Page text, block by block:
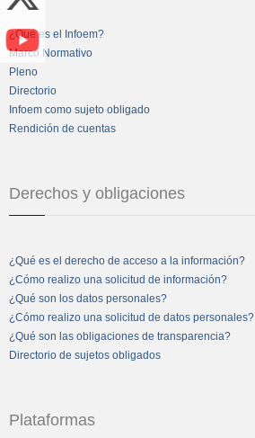
¿Qué es el Infoem?
Marco Normativo
Pleno
Directorio
Infoem como sujeto obligado
Rendición de cuentas
Derechos y obligaciones
¿Qué es el derecho de acceso a la información?
¿Cómo realizo una solicitud de información?
¿Qué son los datos personales?
¿Cómo realizo una solicitud de datos personales?
¿Qué son las obligaciones de transparencia?
Directorio de sujetos obligados
Plataformas